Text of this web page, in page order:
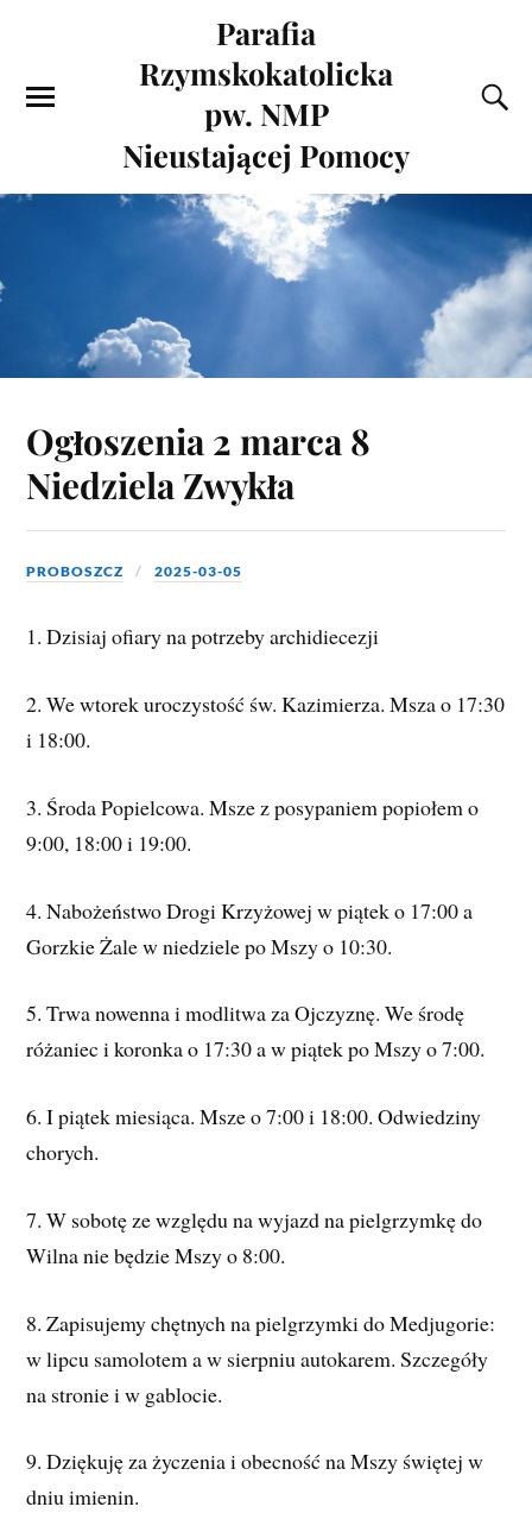
Parafia
Rzymskokatolicka
pw. NMP
Nieustającej Pomocy
Ogłoszenia 2 marca 8
Niedziela Zwykła
PROBOSZCZ 2025-03-05
1. Dzisiaj ofiary na potrzeby archidiecezji
2. We wtorek uroczystość św. Kazimierza. Msza o 17:30
i 18:00.
3. Środa Popielcowa. Msze z posypaniem popiołem o
9:00, 18:00 i 19:00.
4.Nabożeństwo Drogi Krzyżowej w piątek o 17:00 a
Gorzkie Żale w niedziele po Mszy o 10:30.
5. Trwa nowenna i modlitwa za Ojczyznę. We środę
różaniec i koronka o 17:30 a w piątek po Mszy o 7:00.
6. I piątek miesiąca. Msze o 7:00 i 18:00. Odwiedziny
chorych.
7. W sobotę ze względu na wyjazd na pielgrzymkę do
Wilna nie będzie Mszy o 8:00.
8. Zapisujemy chętnych na pielgrzymki do Medjugorie:
w lipcu samolotem a w sierpniu autokarem. Szczegóły
na stronie i w gablocie.
9. Dziękuję za życzenia i obecność na Mszy świętej w
dniu imienin.